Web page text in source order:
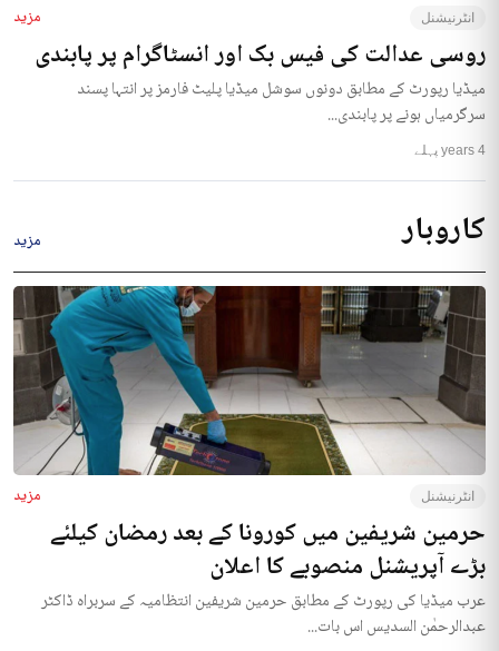
انٹرنیشنل مزید
روسی عدالت کی فیس بک اور انسٹاگرام پر پابندی
میڈیا رپورٹ کے مطابق دونوں سوشل میڈیا پلیٹ فارمز پر انتہا پسند
سرگرمیاں ہونے پر پابندی...
4 years پہلے
کاروبار مزید
انٹرنیشنل مزید
حرمین شریفین میں کورونا کے بعد رمضان کیلئے
بڑے آپریشنل منصوبے کا اعلان
عرب میڈیا کی رپورٹ کے مطابق حرمین شریفین انتظامیہ کے سربراہ ڈاکٹر
عبدالرحمٰن السدیس اس بات...